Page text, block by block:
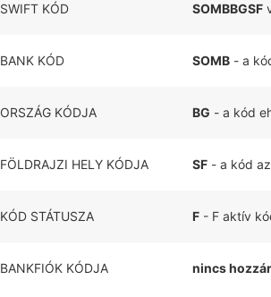
SWIFT KÓD SOMBBGSF
BANK KÓD SOMB - a
ORSZÁG KÓDJA BG - a kód
FÖLDRAJZI HELY KÓDJA SF - a kód
KÓD STÁTUSZA F - F aktív
BANKFIÓK KÓDJA nincs